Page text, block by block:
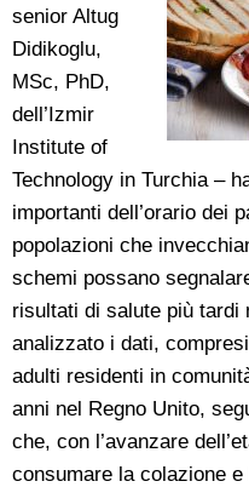
senior Altug
Didikoglu,
MSc, PhD,
dell’Izmir
Institute of
Technology in Turchia –
importanti dell’orario dei
popolazioni che
schemi possano
risultati di salute più
analizzato i dati,
adulti residenti in
anni nel Regno Unito,
che, con l’avanzare
consumare la colazione